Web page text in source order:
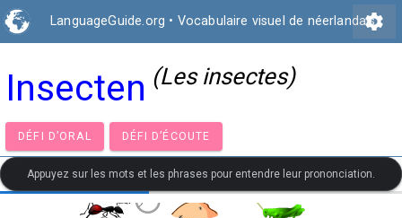
LanguageGuide.org • Vocabulaire visuel de néerlandais
settings
Insecten (Les insectes)
DÉFI D’ORAL DÉFI D’ÉCOUTE
Appuyez sur les mots et les phrases pour entendre leur prononciation.